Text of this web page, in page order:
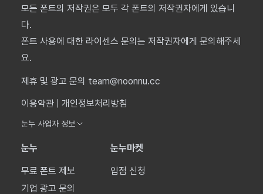
모든 폰트의 저작권은 모두 각 폰트의 저작권자에게 있습니
다.
폰트 사용에 대한 라이센스 문의는 저작권자에게 문의해주세
요.
제휴 및 광고 문의 team@noonnu.cc
이용약관
개인정보처리방침
눈누 사업자 정보
눈누
무료 폰트 제보
기업 광고 문의
눈누마켓
입점 신청